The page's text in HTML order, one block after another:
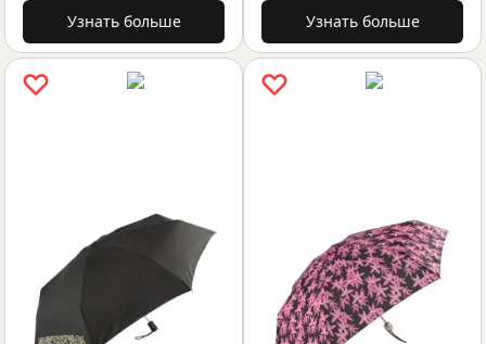
Узнать больше Узнать больше